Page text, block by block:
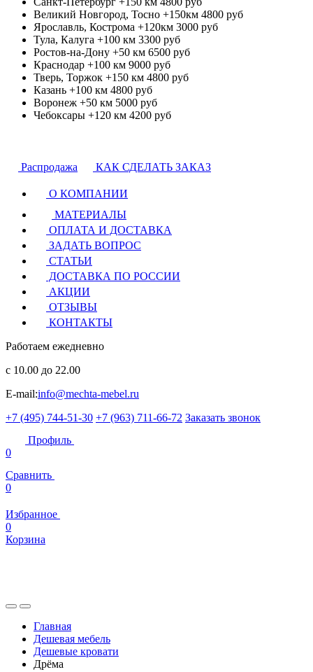
Великий Новгород, Тосно +150км 4800 руб
Ярославль, Кострома +120км 3000 руб
Тула, Калуга +100 км 3300 руб
Ростов-на-Дону +50 км 6500 руб
Краснодар +100 км 9000 руб
Тверь, Торжок +150 км 4800 руб
Казань +100 км 4800 руб
Воронеж +50 км 5000 руб
Чебоксары +120 км 4200 руб
Распродажа КАК СДЕЛАТЬ ЗАКАЗ
О КОМПАНИИ
МАТЕРИАЛЫ
ОПЛАТА И ДОСТАВКА
ЗАДАТЬ ВОПРОС
СТАТЬИ
ДОСТАВКА ПО РОССИИ
АКЦИИ
ОТЗЫВЫ
КОНТАКТЫ
Работаем ежедневно
с 10.00 до 22.00
E-mail:info@mechta-mebel.ru
+7 (495) 744-51-30 +7 (963) 711-66-72 Заказать звонок
Профиль
0
Сравнить
0
Избранное
0
Корзина
Главная
Дешевая мебель
Дешевые кровати
Дрёма